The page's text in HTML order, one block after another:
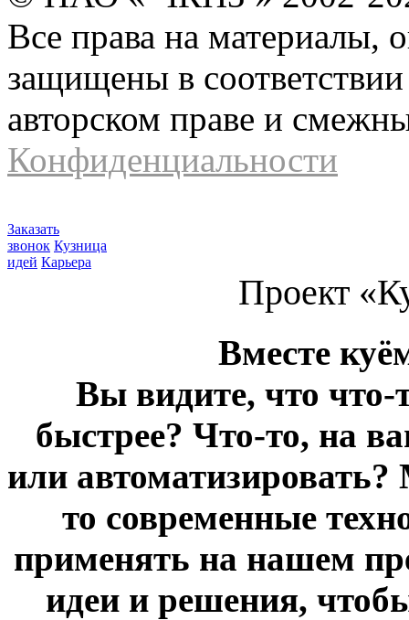
Все права на материалы,
защищены в соответствии
авторском праве и
Конфиденциальности
Заказать
звонок Кузница
идей Карьера
Проект
Вместе
Вы видите, что
быстрее? Что-то, на
или
то современные
применять на нашем
идеи и решения,